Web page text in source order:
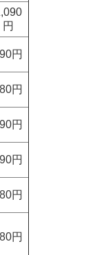
円
円
円
円
円
円
円